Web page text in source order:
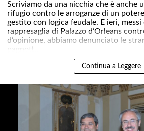
Scriviamo da una nicchia che è anche
rifugio contro le arroganze di un
gestito con logica feudale. E ieri,
rappresaglia di Palazzo d’Orleans
d’opinione, abbiamo denunciato le
pagnott..
Continua a Leggere